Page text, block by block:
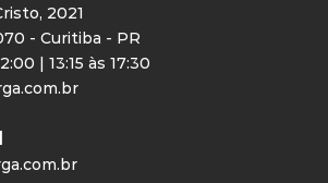
2021
- Curitiba - PR
| 13:15 às 17:30